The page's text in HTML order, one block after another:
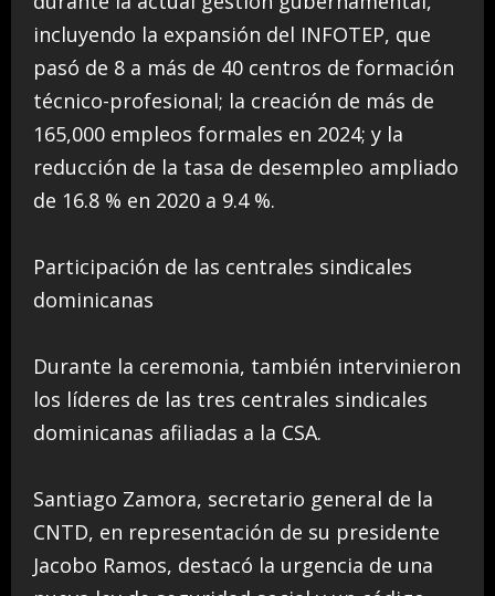
incluyendo la expansión del INFOTEP, que
pasó de 8 a más de 40 centros de formación
técnico-profesional; la creación de más de
165,000 empleos formales en 2024; y la
reducción de la tasa de desempleo ampliado
de 16.8 % en 2020 a 9.4 %.
Participación de las centrales sindicales
dominicanas
Durante la ceremonia, también intervinieron
los líderes de las tres centrales sindicales
dominicanas afiliadas a la CSA.
Santiago Zamora, secretario general de la
CNTD, en representación de su presidente
Jacobo Ramos, destacó la urgencia de una